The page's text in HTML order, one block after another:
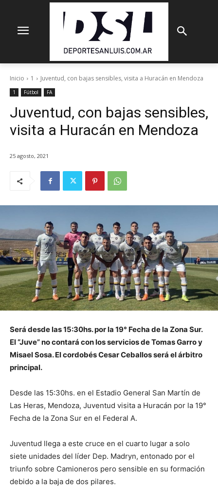
Inicio 1 Juventud, con bajas sensibles, visita a Huracán en Mendoza
1 Fútbol FA
Juventud, con bajas sensibles,
visita a Huracán en Mendoza
25 agosto, 2021
Será desde las 15:30hs. por la 19° Fecha de la Zona Sur.
El “Juve” no contará con los servicios de Tomas Garro y
Misael Sosa. El cordobés Cesar Ceballos será el árbitro
principal.
Desde las 15:30hs. en el Estadio General San Martín de
Las Heras, Mendoza, Juventud visita a Huracán por la 19°
Fecha de la Zona Sur en el Federal A.
Juventud llega a este cruce en el cuarto lugar a solo
siete unidades del líder Dep. Madryn, entonado por el
triunfo sobre Camioneros pero sensible en su formación
debido a la baja de dos pilares.